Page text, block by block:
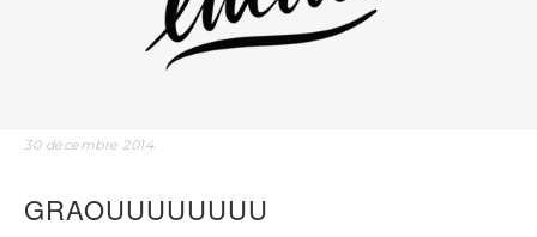
30 décembre 2014
GRAOUUUUUUUU